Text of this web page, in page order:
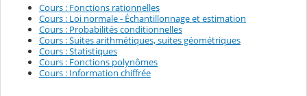
Cours : Fonctions rationnelles
Cours : Loi normale - Échantillonnage et estimation
Cours : Probabilités conditionnelles
Cours : Suites arithmétiques, suites géométriques
Cours : Statistiques
Cours : Fonctions polynômes
Cours : Information chiffrée